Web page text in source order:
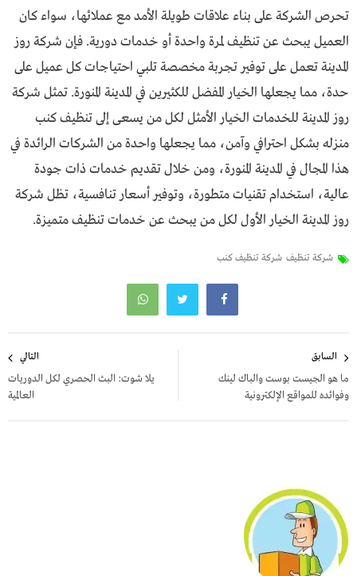
تحرص الشركة على بناء علاقات طويلة الأمد مع عملائها، سواء كان
العميل يبحث عن تنظيف لمرة واحدة أو خدمات دورية. فإن شركة روز
المدينة تعمل على توفير تجربة مخصصة تلبي احتياجات كل عميل على
حدة، مما يجعلها الخيار المفضل للكثيرين في المدينة المنورة. تمثل شركة
روز المدينة للخدمات الخيار الأمثل لكل من يسعى إلى تنظيف كنب
منزله بشكل احترافي وآمن، مما يجعلها واحدة من الشركات الرائدة في
هذا المجال في المدينة المنورة، ومن خلال تقديم خدمات ذات جودة
عالية، استخدام تقنيات متطورة، وتوفير أسعار تنافسية، تظل شركة
روز المدينة الخيار الأول لكل من يبحث عن خدمات تنظيف متميزة.
شركة تنظيف شركة تنظيف كنب
المقالات
السابق
ما هو الجيست بوست والباك لينك
وفوائده للمواقع الإلكترونية
التالي
يلا شوت: البث الحصري لكل الدوريات
العالمية